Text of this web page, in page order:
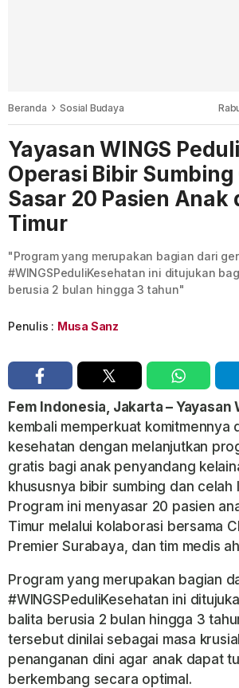
Beranda Sosial Budaya
Yayasan WINGS
Operasi Bibir Sumbing
Sasar 20 Pasien Anak
Timur
"Program yang merupakan bagian dari
#WINGSPeduliKesehatan ini ditujukan
berusia 2 bulan hingga 3 tahun"
Penulis : Musa Sanz
Fem Indonesia, Jakarta – Yayasan
kembali memperkuat komitmennya
kesehatan dengan melanjutkan
gratis bagi anak penyandang
khususnya bibir sumbing dan celah
Program ini menyasar 20 pasien
Timur melalui kolaborasi bersama
Premier Surabaya, dan tim medis
Program yang merupakan bagian
#WINGSPeduliKesehatan ini
balita berusia 2 bulan hingga 3
tersebut dinilai sebagai masa
penanganan dini agar anak dapat
berkembang secara optimal.